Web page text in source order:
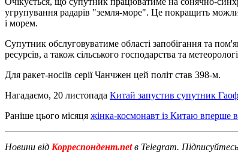
угрупування радарів "земля-море". Це покращить
і морем.
Супутник обслуговуватиме області запобігання та
ресурсів, а також сільського господарства та
Для ракет-носіїв серії Чанчжен цей політ став 398-м.
Нагадаємо, 20 листопада Китай запустив супутник
Раніше цього місяця жінка-космонавт із Китаю вперше
Новини від Корреспондент.netв Telegram.